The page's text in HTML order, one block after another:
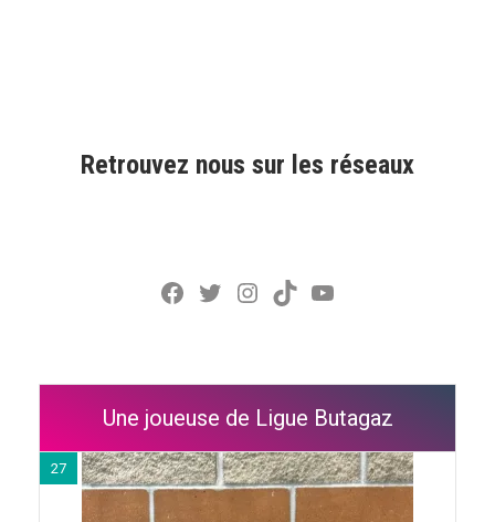
Retrouvez nous sur les réseaux
Facebook
Twitter
Instagram
TikTokYouTube
Une joueuse de Ligue Butagaz
27